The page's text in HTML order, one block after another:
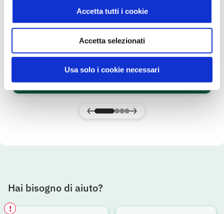
Accetta tutti i cookie
Accetta selezionati
Usa solo i cookie necessari
Olio di Semi di Arachide 1 l
Primo
SCOPRI IL PRODOTTO
Hai bisogno di aiuto?
!